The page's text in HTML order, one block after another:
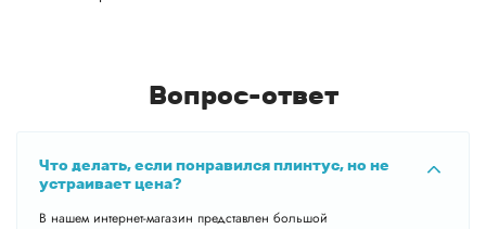
Вопрос-ответ
Что делать, если понравился плинтус, но не
устраивает цена?
В нашем интернет-магазин представлен большой